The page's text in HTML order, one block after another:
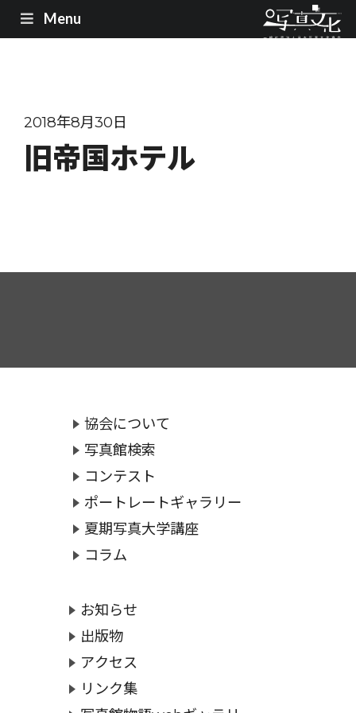
Menu
2018年8月30日
旧帝国ホテル
協会について
写真館検索
コンテスト
ポートレートギャラリー
夏期写真大学講座
コラム
お知らせ
出版物
アクセス
リンク集